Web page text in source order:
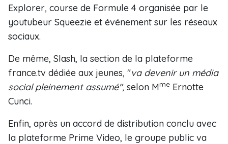
Explorer, course de Formule 4 organisée par le
youtubeur Squeezie et événement sur les réseaux
sociaux.
De même, Slash, la section de la plateforme
france.tv dédiée aux jeunes, "va devenir un média
social pleinement assumé", selon Mme Ernotte
Cunci.
Enfin, après un accord de distribution conclu avec
la plateforme Prime Video, le groupe public va